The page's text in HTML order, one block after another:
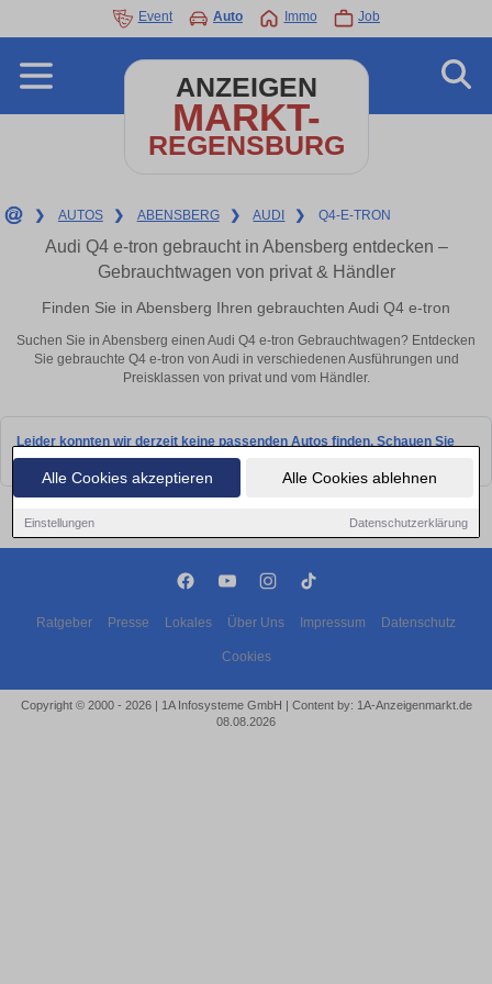
Alle Cookies akzeptieren Alle Cookies ablehnen
Einstellungen Datenschutzerklärung
Event Auto Immo Job
ANZEIGEN
MARKT-
REGENSBURG
❯ AUTOS ❯ ABENSBERG ❯ AUDI ❯ Q4-E-TRON
Audi Q4 e-tron gebraucht in Abensberg entdecken –
Gebrauchtwagen von privat & Händler
Finden Sie in Abensberg Ihren gebrauchten Audi Q4 e-tron
Suchen Sie in Abensberg einen Audi Q4 e-tron Gebrauchtwagen? Entdecken
Sie gebrauchte Q4 e-tron von Audi in verschiedenen Ausführungen und
Preisklassen von privat und vom Händler.
Leider konnten wir derzeit keine passenden Autos finden. Schauen Sie
bald wieder vorbei!
Ratgeber Presse Lokales Über Uns Impressum Datenschutz
Cookies
Copyright © 2000 - 2026 | 1A Infosysteme GmbH | Content by: 1A-Anzeigenmarkt.de
08.08.2026